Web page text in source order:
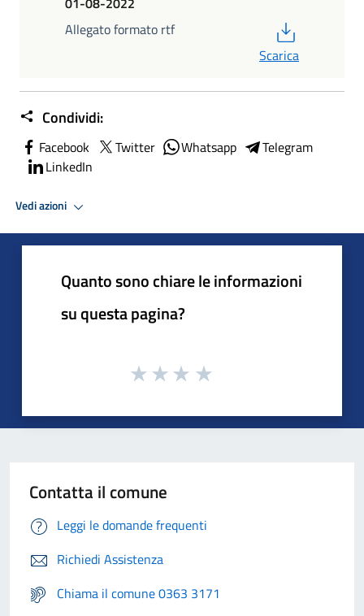
Allegato formato rtf
Scarica
Condividi:
Facebook Twitter Whatsapp
Telegram
LinkedIn
Vedi azioni
Quanto sono chiare le informazioni
su questa pagina?
Contatta il comune
Leggi le domande frequenti
Richiedi Assistenza
Chiama il comune 0363 3171